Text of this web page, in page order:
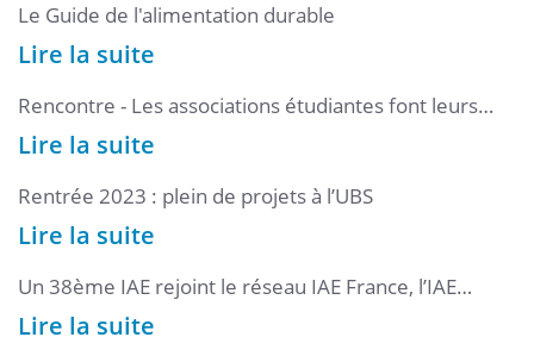
Le Guide de l'alimentation durable
Lire la suite
Rencontre - Les associations étudiantes font leurs
rentrées !
Lire la suite
Rentrée 2023 : plein de projets à l’UBS
Lire la suite
Un 38ème IAE rejoint le réseau IAE France, l’IAE
Bretagne Sud
Lire la suite